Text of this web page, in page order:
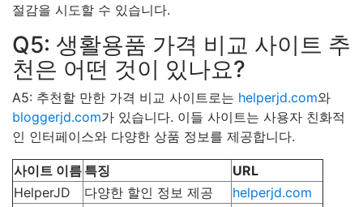
절감을 시도할 수 있습니다.
Q5: 생활용품 가격 비교 사이트 추
천은 어떤 것이 있나요?
A5: 추천할 만한 가격 비교 사이트로는 helperjd.com와
bloggerjd.com가 있습니다. 이들 사이트는 사용자 친화적
인 인터페이스와 다양한 상품 정보를 제공합니다.
사이트 이름 특징
URL
HelperJD
다양한 할인 정보 제공
helperjd.com